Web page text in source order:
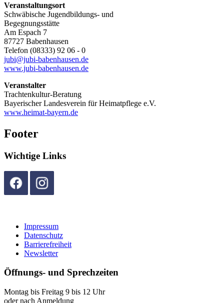
Veranstaltungsort
Schwäbische Jugendbildungs- und
Begegnungsstätte
Am Espach 7
87727 Babenhausen
Telefon (08333) 92 06 - 0
jubi@jubi-babenhausen.de
www.jubi-babenhausen.de
Veranstalter
Trachtenkultur-Beratung
Bayerischer Landesverein für Heimatpflege e.V.
www.heimat-bayern.de
Footer
Wichtige Links
Impressum
Datenschutz
Barrierefreiheit
Newsletter
Öffnungs- und Sprechzeiten
Montag bis Freitag 9 bis 12 Uhr
oder nach Anmeldung